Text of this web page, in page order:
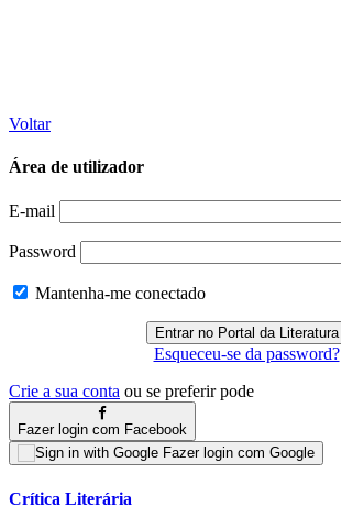
Voltar
Área de utilizador
E-mail
Password
Mantenha-me conectado
Esqueceu-se da password?
Crie a sua conta ou se preferir pode
Fazer login com Facebook
Fazer login com Google
Crítica Literária